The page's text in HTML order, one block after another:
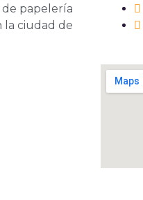
papelería
la ciudad de